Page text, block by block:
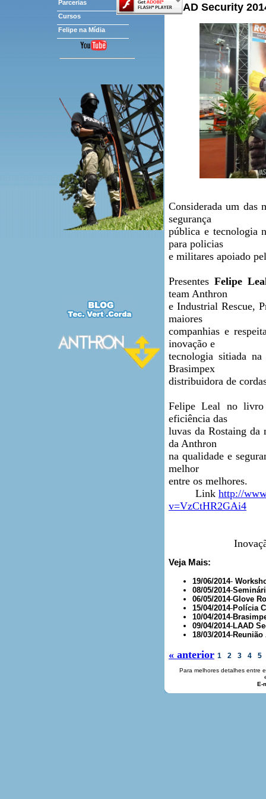
Parcerias
Cursos
Felipe na Mídia
LAAD Security
Considerada um das
segurança
pública e tecnologia
para policias
e militares apoiado
Presentes Felipe
team Anthron
e Industrial Rescue,
maiores
companhias e
inovação e
tecnologia sitiada
Brasimpex
distribuidora de
Felipe Leal no livro
eficiência das
luvas da Rostaing da
da Anthron
na qualidade e
melhor
entre os melhores.
Link http://
v=VzCtHR2GAi4
Veja Mais:
19/06/2014-
08/05/2014-
06/05/2014-Glove
15/04/2014-Polícia
10/04/2014-
09/04/2014-LAAD
18/03/2014-Reunião
« anterior 1 2 3 4 5
Para melhores detalhes entre
E-